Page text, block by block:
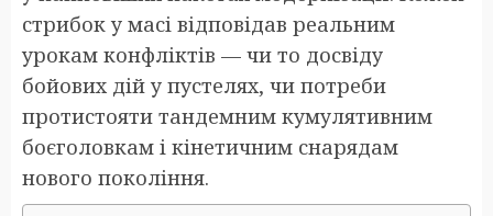
стрибок у масі відповідав реальним
урокам конфліктів — чи то досвіду
бойових дій у пустелях, чи потреби
протистояти тандемним кумулятивним
боєголовкам і кінетичним снарядам
нового покоління.